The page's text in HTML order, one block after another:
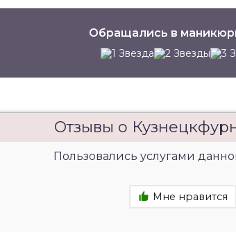
Обращались в
Отзывы о
Пользовались услугами
Мне нравится